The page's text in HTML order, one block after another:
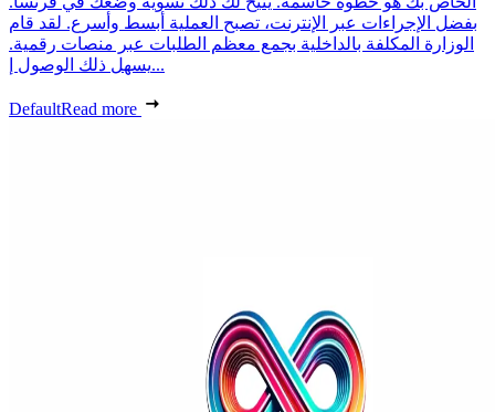
بفضل الإجراءات عبر الإنترنت، تصبح العملية أبسط وأسرع. لقد قام
الوزارة المكلفة بالداخلية بجمع معظم الطلبات عبر منصات رقمية.
يسهل ذلك الوصول إ...
DefaultRead more